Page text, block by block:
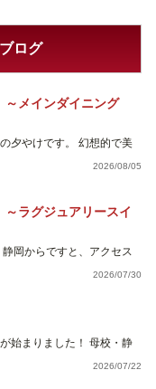
ログ
～メインダイニング
夕やけです。 幻想的で美
2026/08/05
ラグジュアリースイ
静岡からですと、アクセス
2026/07/30
始まりました！ 母校・静
2026/07/22